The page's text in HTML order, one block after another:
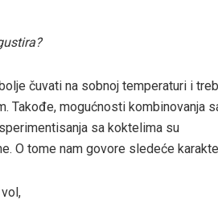
čuvati na sobnoj temperaturi i
Takođe, mogućnosti kombinovanja
sa koktelima su
O tome nam govore sledeće